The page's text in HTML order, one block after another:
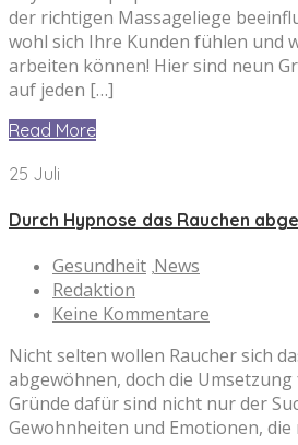
der richtigen Massageliege
wohl sich Ihre Kunden fühlen und
arbeiten können! Hier sind neun
auf jeden […]
Read More
25 Juli
Durch Hypnose das Rauchen
Gesundheit News
Redaktion
Keine Kommentare
Nicht selten wollen Raucher sich
abgewöhnen, doch die
Gründe dafür sind nicht nur der
Gewohnheiten und Emotionen, die